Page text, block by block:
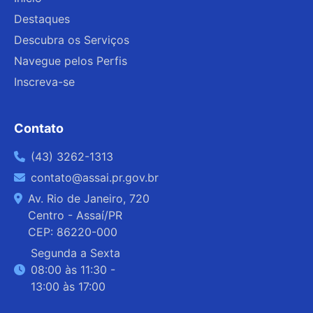
Destaques
Descubra os Serviços
Navegue pelos Perfis
Inscreva-se
Contato
(43) 3262-1313
contato@assai.pr.gov.br
Av. Rio de Janeiro, 720
Centro - Assaí/PR
CEP: 86220-000
Segunda a Sexta
08:00 às 11:30 -
13:00 às 17:00